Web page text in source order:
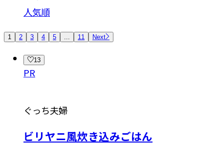
人気順
1 2 3 4 5 11 Next
13
PR
ぐっち夫婦
ビリヤニ風炊き込みごはん